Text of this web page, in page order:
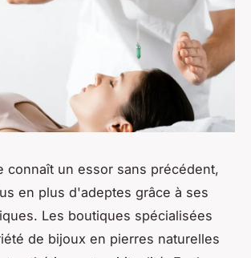
connaît un essor sans précédent,
en plus d'adeptes grâce à ses
Les boutiques spécialisées
de bijoux en pierres naturelles